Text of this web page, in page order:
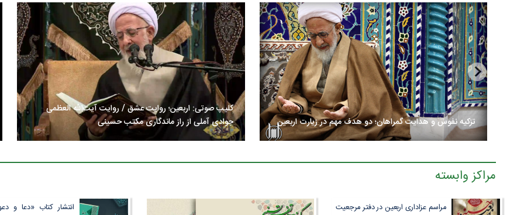
تزکیه نفوس و هدایت گمراهان؛ دو هدف مهم در زیارت اربعین
الهی که دین خداست، ستونی دارد که نماز...
کلیپ صوتی: اربعین؛ روایت عشق / روایت آیت‌الله العظمی
جوادی آملی از راز ماندگاری مکتب حسینی
این مملکت یک وجب خاک به نام این...
مراکز وابسته
مراسم عزاداری اربعین در دفتر مرجعیت
انتشار کتاب «دعا و